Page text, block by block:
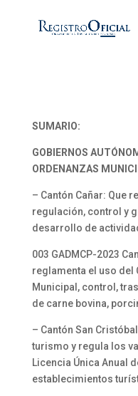
SUMARIO:
GOBIERNOS
ORDENANZAS
– Cantón Cañar: Que
regulación, control y
desarrollo de
003 GADMCP-2023
reglamenta el uso del
Municipal, control,
de carne bovina,
– Cantón San
turismo y regula los
Licencia Única Anual
establecimientos